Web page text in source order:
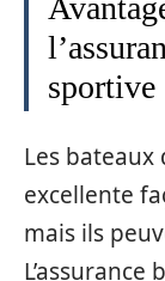
sportive
Les
excellente
mais ils